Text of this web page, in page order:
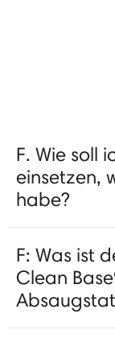
F. Wie soll
einsetzen,
habe?
F: Was ist
Clean